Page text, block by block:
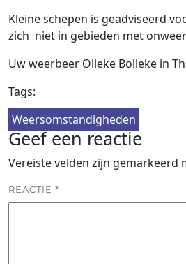
Kleine schepen is geadviseerd
zich niet in gebieden met
Uw weerbeer Olleke Bolleke in
Tags:
Weersomstandigheden
Geef een reactie
Vereiste velden zijn gemarkeerd
REACTIE *